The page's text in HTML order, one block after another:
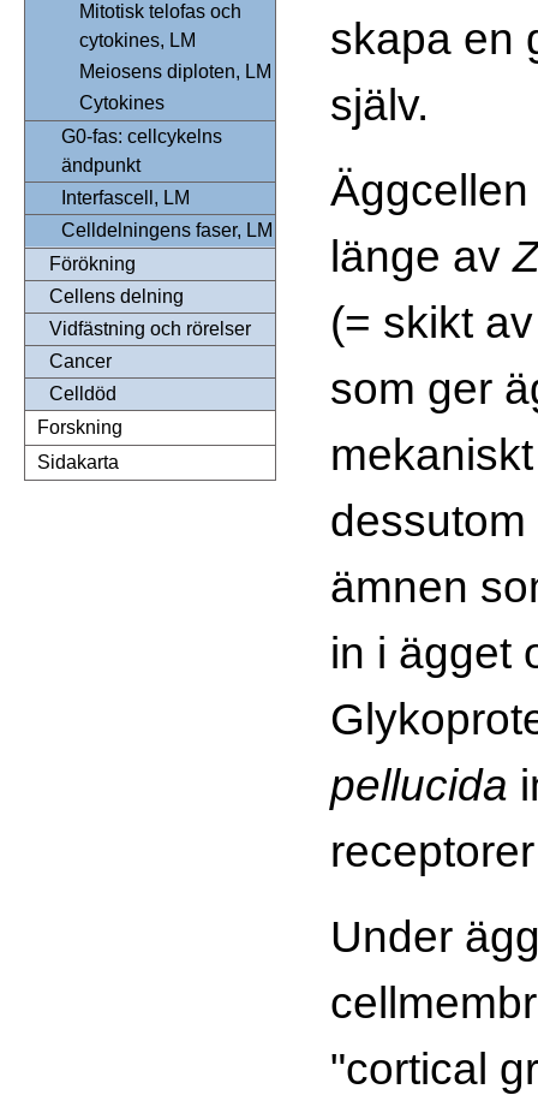
Mitotisk telofas och
cytokines, LM
Meiosens diploten, LM
Cytokines
G0-fas: cellcykelns
ändpunkt
Interfascell, LM
Celldelningens faser, LM
Förökning
Cellens delning
Vidfästning och rörelser
Cancer
Celldöd
Forskning
Sidakarta
skapa en
själv.
länge av
(= skikt
som ger
ämnen
in i ägget
pellucida
Under
"cortical